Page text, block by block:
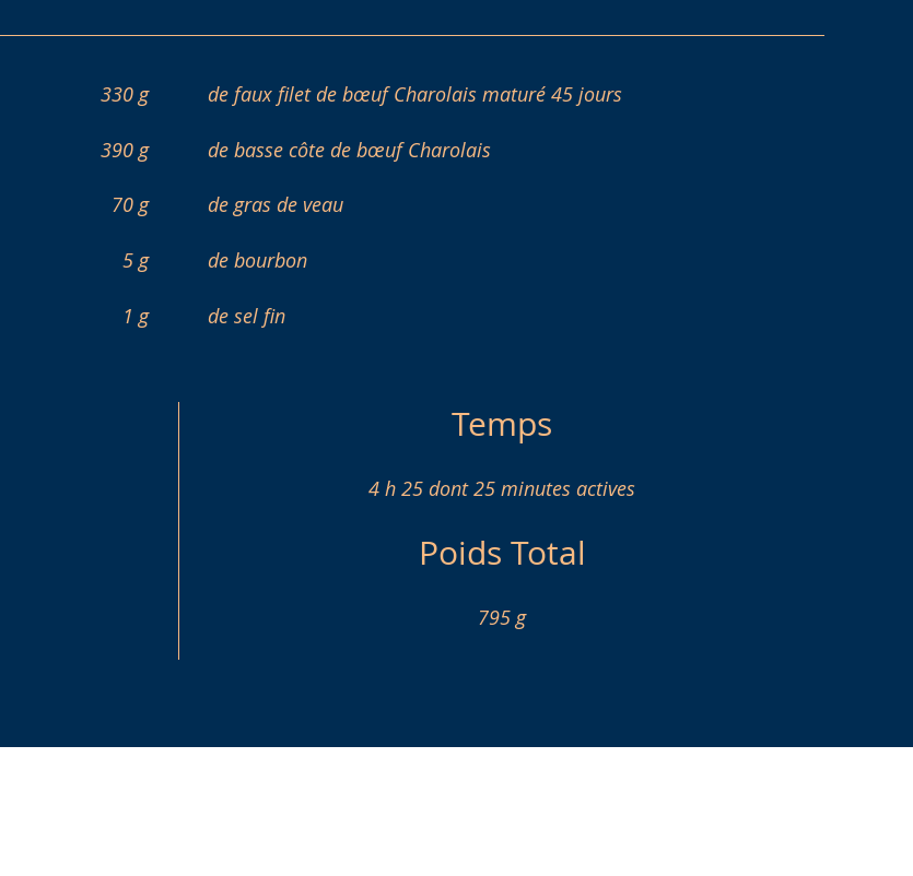
330 g de faux filet de bœuf Charolais maturé 45 jours
390 g de basse côte de bœuf Charolais
70 g de gras de veau
5 g de bourbon
1 g de sel fin
Temps
4 h 25 dont 25 minutes actives
Poids Total
795 g